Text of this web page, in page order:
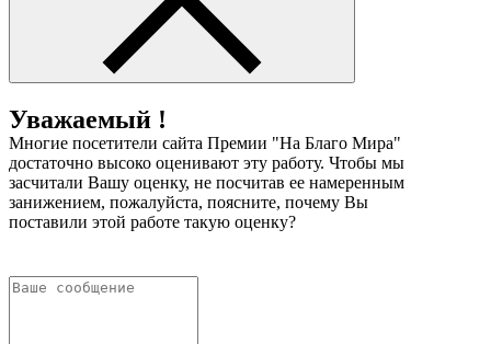
Уважаемый !
Многие посетители сайта Премии "На Благо Мира"
достаточно высоко оценивают эту работу. Чтобы мы
засчитали Вашу оценку, не посчитав ее намеренным
занижением, пожалуйста, поясните, почему Вы
поставили этой работе такую оценку?